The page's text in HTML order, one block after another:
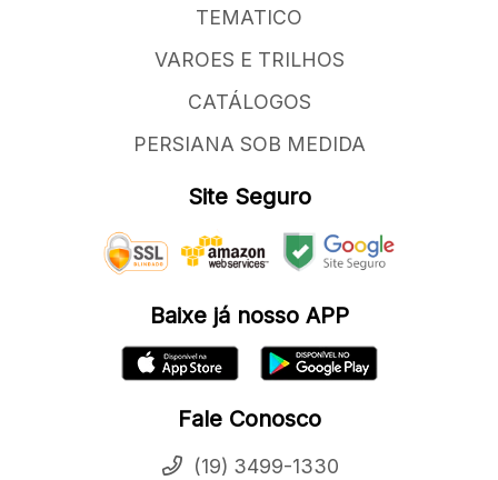
TEMATICO
VAROES E TRILHOS
CATÁLOGOS
PERSIANA SOB MEDIDA
Site Seguro
Baixe já nosso APP
Fale Conosco
(19) 3499-1330